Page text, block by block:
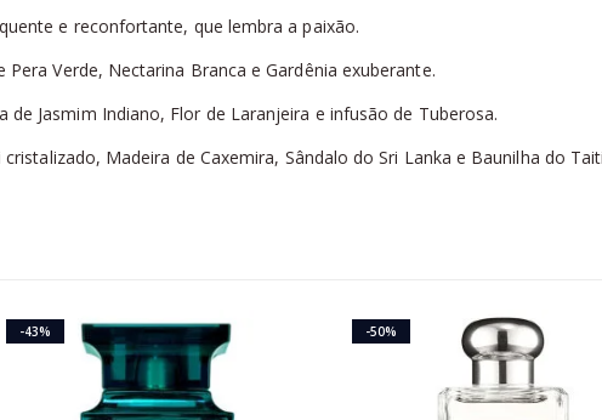
e reconfortante, que lembra a paixão.
Verde, Nectarina Branca e Gardênia exuberante.
Jasmim Indiano, Flor de Laranjeira e infusão de Tuberosa.
Madeira de Caxemira, Sândalo do Sri Lanka e Baunilha do
-43% -50%